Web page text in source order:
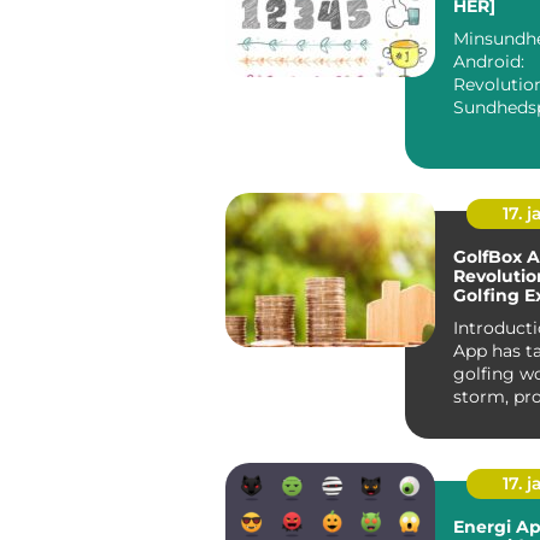
HER]
Android:
17.
GolfBox
Golfing
App has
golfing
storm,
friend...
17.
Energi